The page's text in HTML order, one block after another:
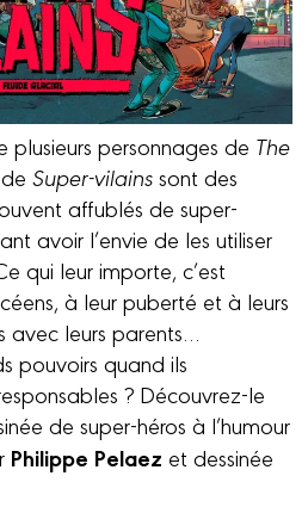
personnages de The
deSuper-vilainssont des
affublés de super-
avoir l’envie de les utiliser
qui leur importe, c’est
à leur puberté et à leurs
leurs parents…
pouvoirs quand ils
? Découvrez-le
de super-héros à l’humour
Philippe Pelaez et dessinée